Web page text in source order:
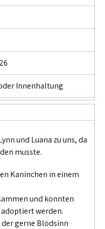
Innenhaltung
und Luana zu uns, da
musste.
Kaninchen in einem
und könnten
adoptiert werden.
gerne Blödsinn